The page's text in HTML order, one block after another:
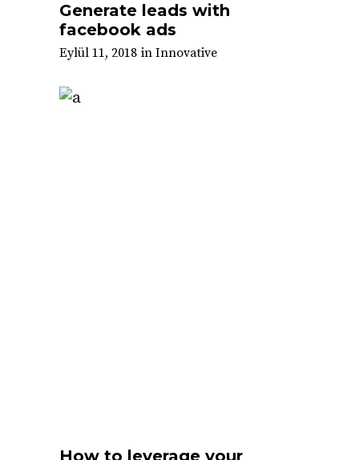
Generate leads with
facebook ads
Eylül 11, 2018 in Innovative